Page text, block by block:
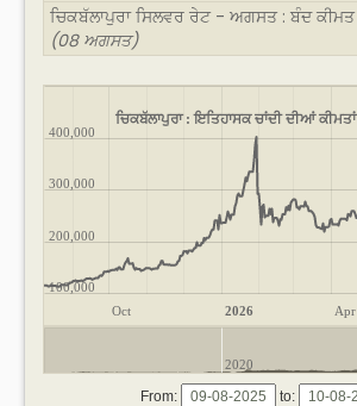
ਚਿਕਬੱਲਾਪੁਰਾ ਸਿਲਵਰ ਰੇਟ - ਅਗਸਤ : ਬੰਦ ਕੀਮਤ
(08 ਅਗਸਤ)
ਚਿਕਬੱਲਾਪੁਰਾ : ਇਤਿਹਾਸਕ ਚਾਂਦੀ ਦੀਆਂ ਕੀਮਤਾਂ
Oct 2026 Apr
100,000
200,000
300,000
400,000
2020
From:
to: